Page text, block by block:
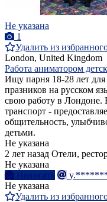
Не указана
1
Удалить из
London, United Kingdom
Работа аниматором
Ищу парня 18-28 лет
празников на русском
свою работу в Лондоне.
транспорт -
общительность,
детьми.
Не указана
2 лет назад Отели,
Не указана
Написать
Не указана
Удалить из